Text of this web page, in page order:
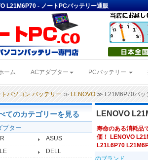
L21M6P70 - ノートPCバッテリー通販
ーム (current)ACアダプター PCバッテリー
トパソコン バッテリー ≫ LENOVO ≫ L21M6P70バッ
てのカテゴリーを見る
プター
ASUS
DELL
LENOVO
寿命のある消耗品
価！ LENOVO
L21L6P70
のブランド